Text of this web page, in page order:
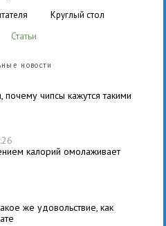
круглый стол
статьи
новости
почему чипсы кажутся такими
калорий омолаживает
же удовольствие, как